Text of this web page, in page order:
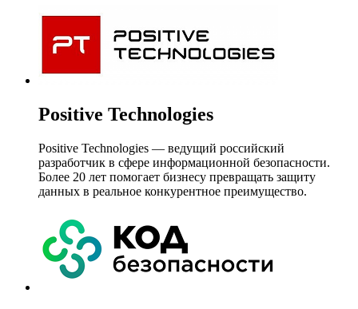
Positive Technologies
Positive Technologies — ведущий российский
разработчик в сфере информационной безопасности.
Более 20 лет помогает бизнесу превращать защиту
данных в реальное конкурентное преимущество.